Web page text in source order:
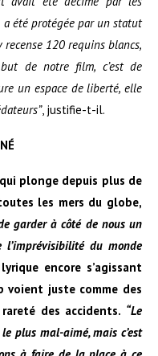
a été protégée par un statut
recense 120 requins blancs,
de notre film, c’est de
un espace de liberté, elle
, justifie-t-il.
plonge depuis plus de
les mers du globe,
garderà côté de nous un
l’imprévisibilité du monde
encore s’agissant
voient juste comme des
rareté des accidents. “Le
plus mal-aimé, mais c’est